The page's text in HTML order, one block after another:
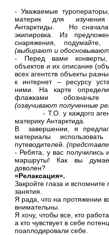
- Уважаемые
материк для изучения
Антарктиды. Но сначала
экипировка. Из
снаряжения, подумайте,
(выбирают и
- Перед вами конверты,
объектов и их описание
всех агентств объекты
к интернет – ресурсу
ними. На карте
флажками обозначьте
(озвучивают полученные
- Т.О. у каждого
материку Антарктида.
В завершении, я
материалы
путеводителей.
- Ребята, у вас получились
маршруты! Как вы
доволен?
«Релаксация».
Закройте глаза и
занятия.
Я рада, что на протяжении
внимательны.
Я хочу, чтобы все, кто
а кто чувствует в себе
поаплодировали себе.